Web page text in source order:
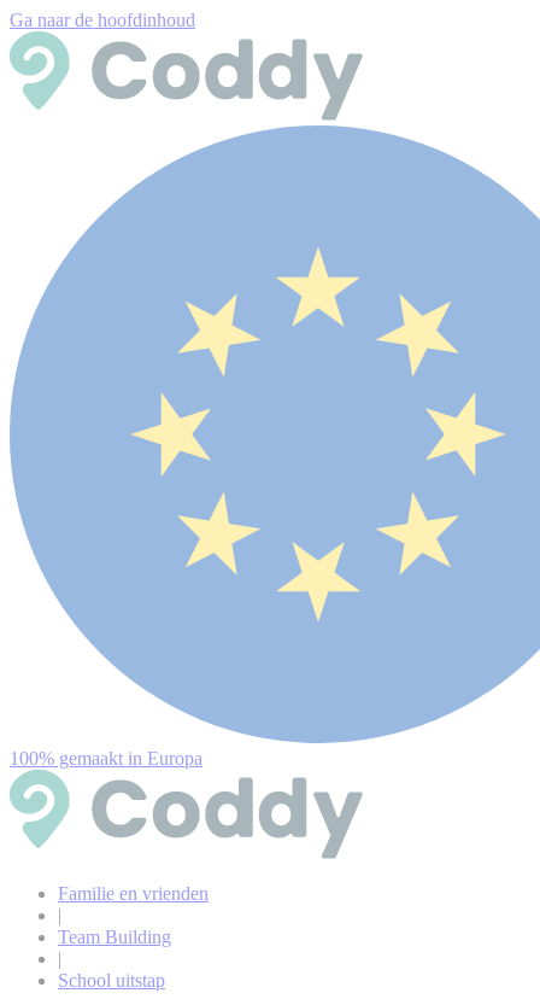
Ga naar de hoofdinhoud
100% gemaakt in Europa
Familie en vrienden
|
Team Building
|
School uitstap